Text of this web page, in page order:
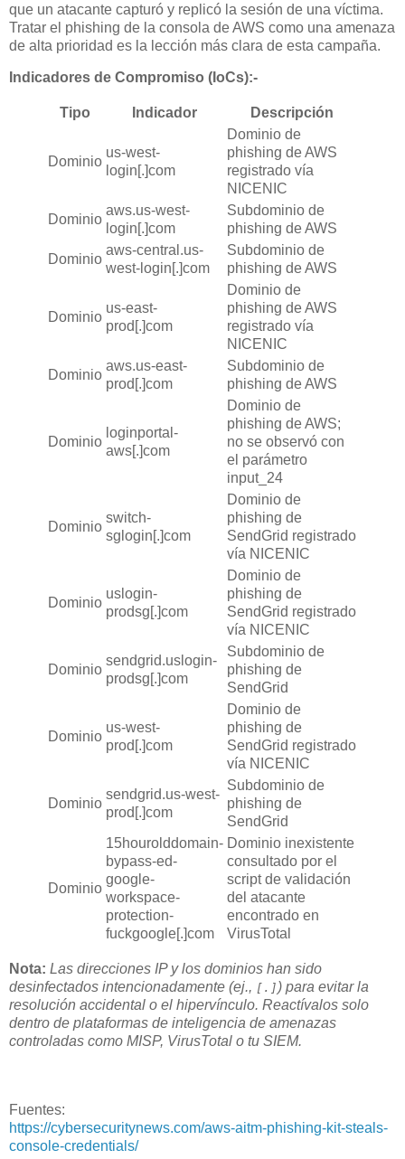
que un atacante capturó y replicó la sesión de una víctima.
Tratar el phishing de la consola de AWS como una amenaza
de alta prioridad es la lección más clara de esta campaña.
Indicadores de Compromiso (IoCs):-
Tipo Indicador Descripción
Dominio
us-west-
login[.]com
Dominio de
phishing de AWS
registrado vía
NICENIC
Dominio
aws.us-west-
login[.]com
Subdominio de
phishing de AWS
Dominio
aws-central.us-
west-login[.]com
Subdominio de
phishing de AWS
Dominio
us-east-
prod[.]com
Dominio de
phishing de AWS
registrado vía
NICENIC
Dominio
aws.us-east-
prod[.]com
Subdominio de
phishing de AWS
Dominio
loginportal-
aws[.]com
Dominio de
phishing de AWS;
no se observó con
el parámetro
input_24
Dominio
switch-
sglogin[.]com
Dominio de
phishing de
SendGrid registrado
vía NICENIC
Dominio
uslogin-
prodsg[.]com
Dominio de
phishing de
SendGrid registrado
vía NICENIC
Dominio
sendgrid.uslogin-
prodsg[.]com
Subdominio de
phishing de
SendGrid
Dominio
us-west-
prod[.]com
Dominio de
phishing de
SendGrid registrado
vía NICENIC
Dominio
sendgrid.us-west-
prod[.]com
Subdominio de
phishing de
SendGrid
Dominio
15hourolddomain-
bypass-ed-
google-
workspace-
protection-
fuckgoogle[.]com
Dominio inexistente
consultado por el
script de validación
del atacante
encontrado en
VirusTotal
Nota: Las direcciones IP y los dominios han sido
desinfectados intencionadamente (ej., [.] ) para evitar la
resolución accidental o el hipervínculo. Reactívalos solo
dentro de plataformas de inteligencia de amenazas
controladas como MISP, VirusTotal o tu SIEM.
Fuentes:
https://cybersecuritynews.com/aws-aitm-phishing-kit-steals-
console-credentials/